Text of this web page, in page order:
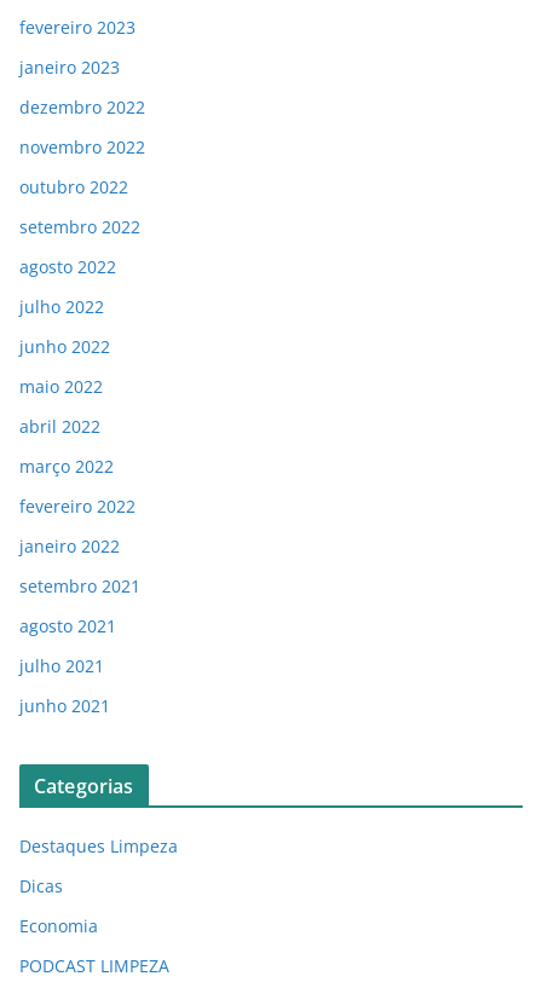
fevereiro 2023
janeiro 2023
dezembro 2022
novembro 2022
outubro 2022
setembro 2022
agosto 2022
julho 2022
junho 2022
maio 2022
abril 2022
março 2022
fevereiro 2022
janeiro 2022
setembro 2021
agosto 2021
julho 2021
junho 2021
Categorias
Destaques Limpeza
Dicas
Economia
PODCAST LIMPEZA